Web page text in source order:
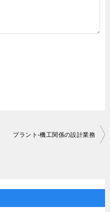
プラント-機工関係の設計業務